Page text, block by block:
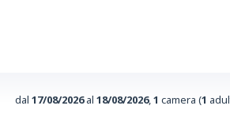
dal 17/08/2026al 18/08/2026,1 camera (1